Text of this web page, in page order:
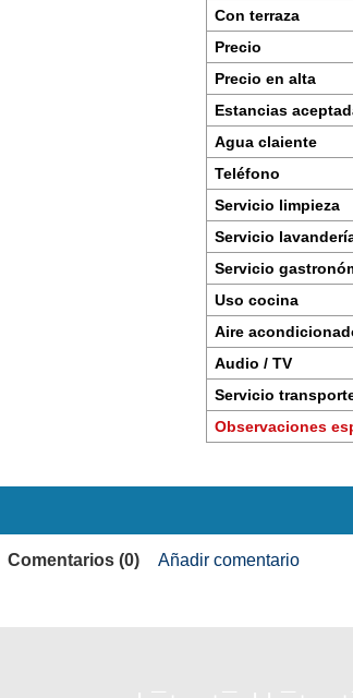
Con terraza
Precio
Precio en alta
Estancias
Agua claiente
Teléfono
Servicio limpieza
Servicio
Servicio
Uso cocina
Aire
Audio / TV
Servicio
Observaciones
Comentarios (0) Añadir comentario